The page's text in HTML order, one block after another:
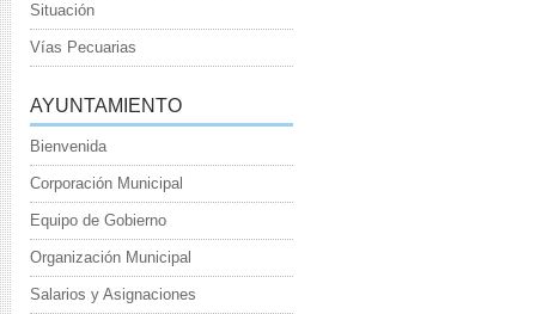
Situación
Vías Pecuarias
AYUNTAMIENTO
Bienvenida
Corporación Municipal
Equipo de Gobierno
Organización Municipal
Salarios y Asignaciones